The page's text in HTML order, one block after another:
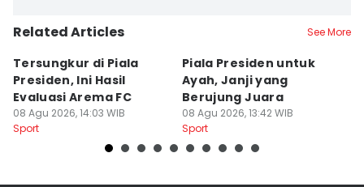
Related Articles See More
Tersungkur di Piala
Presiden, Ini Hasil
Evaluasi Arema FC
08 Agu 2026, 14:03 WIB
Sport
Piala Presiden untuk
Ayah, Janji yang
Berujung Juara
08 Agu 2026, 13:42 WIB
Sport